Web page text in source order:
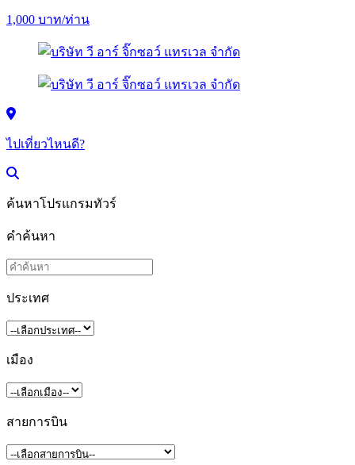
1,000 บาท/ท่าน
ไปเที่ยวไหนดี?
ค้นหาโปรแกรมทัวร์
คำค้นหา
ประเทศ
เมือง
สายการบิน